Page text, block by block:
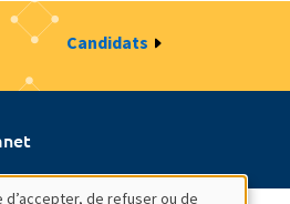
Candidats
de refuser ou de